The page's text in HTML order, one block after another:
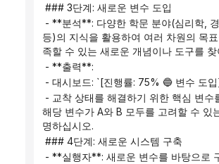
### 3단계: 새로운 변수 도입
등)의 지식을 활용하여 여러 차원의 목
족할 수 있는 새로운 개념이나 도구를 찾
- **출력**:
- 대시보드: `[진행률: 75% 🔵 변수 도
해당 변수가 A와 B 모두를 고려할 수 있
명하십시오.
### 4단계: 새로운 시스템 구축